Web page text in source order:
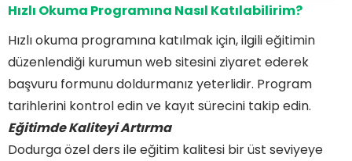
Hızlı Okuma Programına Nasıl Katılabilirim?
Hızlı okuma programına katılmak için, ilgili eğitimin
düzenlendiği kurumun web sitesini ziyaret ederek
başvuru formunu doldurmanız yeterlidir. Program
tarihlerini kontrol edin ve kayıt sürecini takip edin.
Eğitimde Kaliteyi Artırma
Dodurga özel ders ile eğitim kalitesi bir üst seviyeye